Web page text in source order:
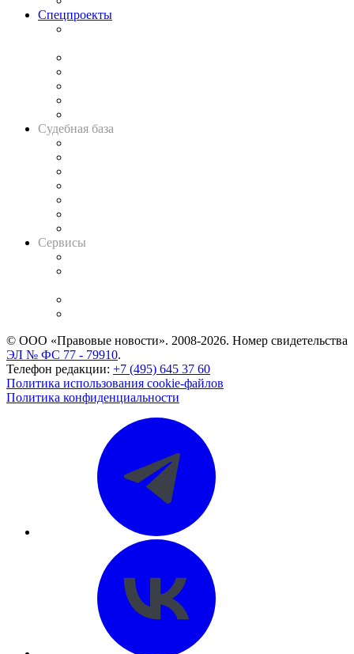
Спецпроекты
Судебная база
Сервисы
© ООО «Правовые новости». 2008-2026. Номер свидетельства
ЭЛ № ФС 77 - 79910.
Телефон редакции: +7 (495) 645 37 60
Политика использования cookie-файлов
Политика конфиденциальности